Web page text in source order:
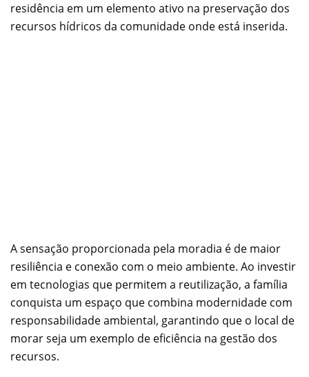
residência em um elemento ativo na preservação dos
recursos hídricos da comunidade onde está inserida.
A sensação proporcionada pela moradia é de maior
resiliência e conexão com o meio ambiente. Ao investir
em tecnologias que permitem a reutilização, a família
conquista um espaço que combina modernidade com
responsabilidade ambiental, garantindo que o local de
morar seja um exemplo de eficiência na gestão dos
recursos.